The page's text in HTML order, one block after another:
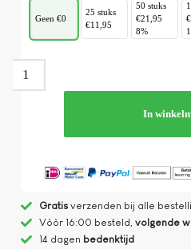
Geen €0
25 stuks
€11,95
50 stuks
€21,95
8%
In
Gratisverzenden bij alle
Vòòr 16:00 besteld, volgende
14 dagen bedenktijd